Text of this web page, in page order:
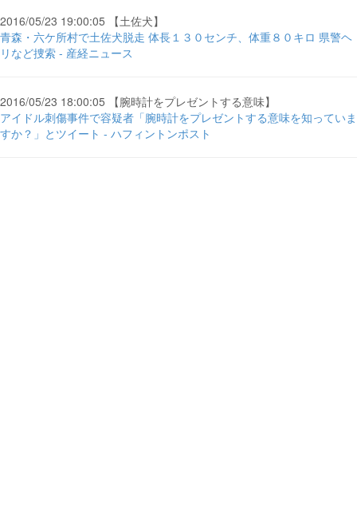
2016/05/23 19:00:05 【土佐犬】
青森・六ケ所村で土佐犬脱走 体長１３０センチ、体重８０キロ 県警ヘ
リなど捜索 - 産経ニュース
2016/05/23 18:00:05 【腕時計をプレゼントする意味】
アイドル刺傷事件で容疑者「腕時計をプレゼントする意味を知っていま
すか？」とツイート - ハフィントンポスト